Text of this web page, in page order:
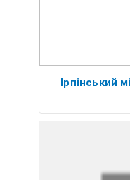
Ірпінський